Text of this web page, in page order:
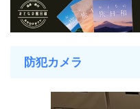
防犯カメラ